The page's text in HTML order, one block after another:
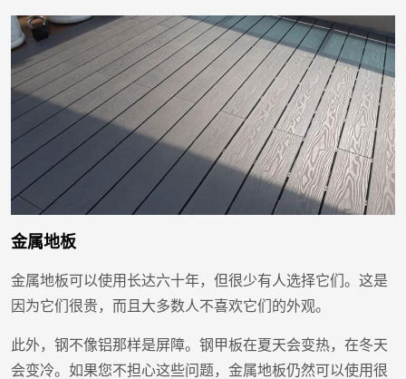
金属地板
金属地板可以使用长达六十年，但很少有人选择它们。这是
因为它们很贵，而且大多数人不喜欢它们的外观。
此外，钢不像铝那样是屏障。钢甲板在夏天会变热，在冬天
会变冷。如果您不担心这些问题，金属地板仍然可以使用很